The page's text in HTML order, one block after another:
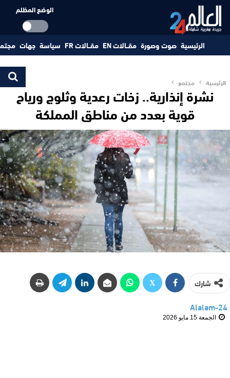
الوضع المظلم
الرئيسية صوت وصورة مقــالات EN مقــالات FR سياسة جهات
الرئيسية مجتمع
نشرة إنذارية.. زخات رعدية وثلوج ورياح
قوية بعدد من مناطق المملكة
شارك
Alalam-24
الجمعة 15 مايو 2026